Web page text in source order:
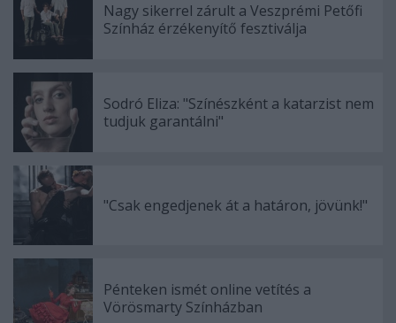
Nagy sikerrel zárult a Veszprémi Petőfi
Színház érzékenyítő fesztiválja
Sodró Eliza: "Színészként a katarzist nem
tudjuk garantálni"
"Csak engedjenek át a határon, jövünk!"
Pénteken ismét online vetítés a
Vörösmarty Színházban